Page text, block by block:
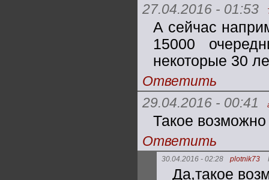
27.04.2016 - 01:53
А сейчас
15000
некоторые 30
Ответить
29.04.2016 - 00:41
Такое
Ответить
30.04.2016 - 02:28 plotnik73
Да,такое